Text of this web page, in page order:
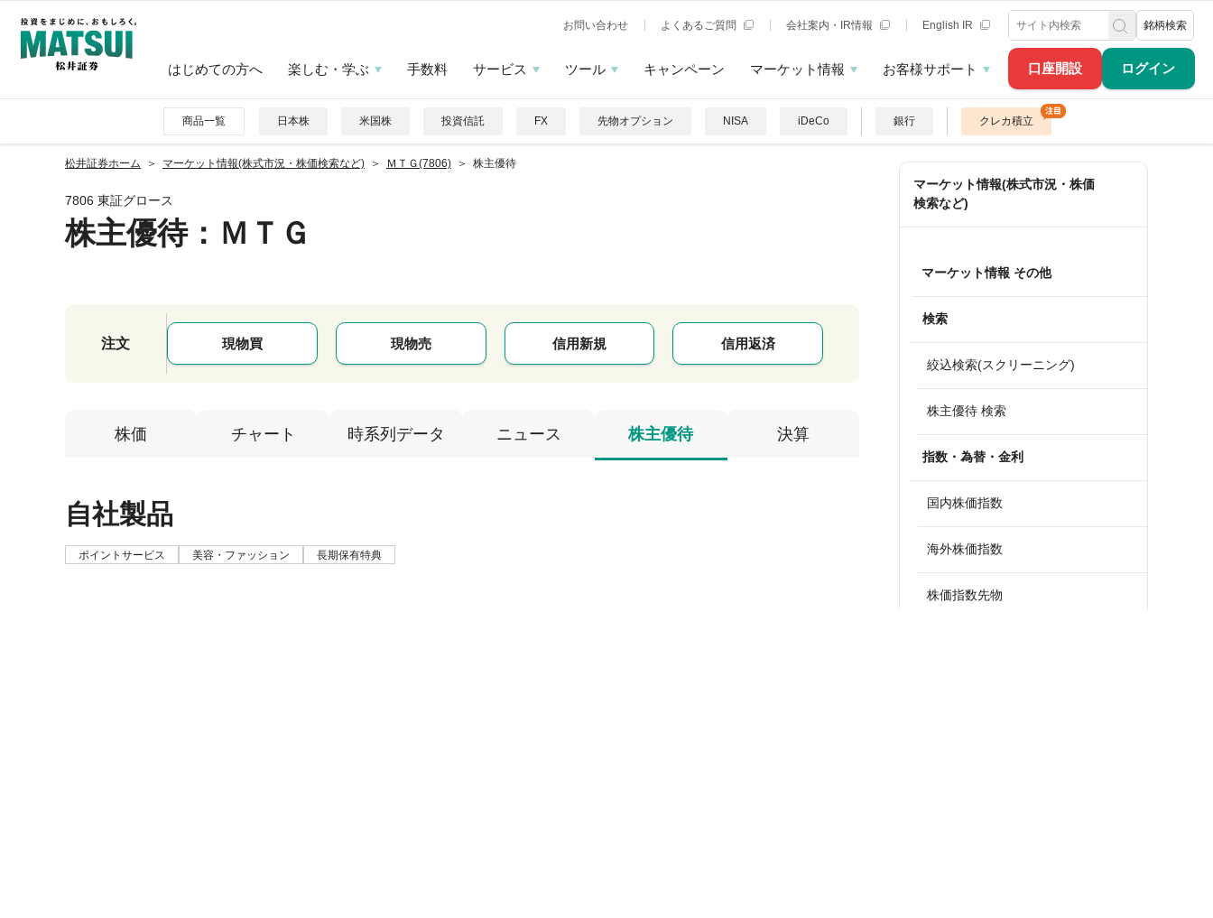
口座開設 ログイン
お問い合わせ よくあるご質問 会社案内・IR情報 English IR 銘柄検索
はじめての方へ 楽しむ・学ぶ 手数料 サービス ツール キャンペーン マーケット情報 お客様サポート
商品一覧 日本株 米国株 投資信託 FX 先物オプション NISA iDeCo 銀行 クレカ積立
松井証券ホーム マーケット情報(株式市況・株価検索など) ＭＴＧ(7806) 株主優待
7806 東証グロース
株主優待：ＭＴＧ
注文 現物買 現物売 信用新規 信用返済
株価 チャート 時系列データ ニュース 株主優待 決算
自社製品
ポイントサービス 美容・ファッション 長期保有特典
マーケット情報(株式市況・株価
検索など)
マーケット情報 その他
検索
絞込検索(スクリーニング)
株主優待 検索
指数・為替・金利
国内株価指数
海外株価指数
株価指数先物